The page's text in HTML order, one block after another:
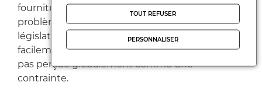
fournitures, réduction du poids des livres – le
problème demeure. Pour la FCPE, seul un texte
législatif ou réglementaire pourrait imposer plus
facilement le changement, la circulaire n’étant
pas perçue globalement comme une
contrainte.
TOUT REFUSER
PERSONNALISER